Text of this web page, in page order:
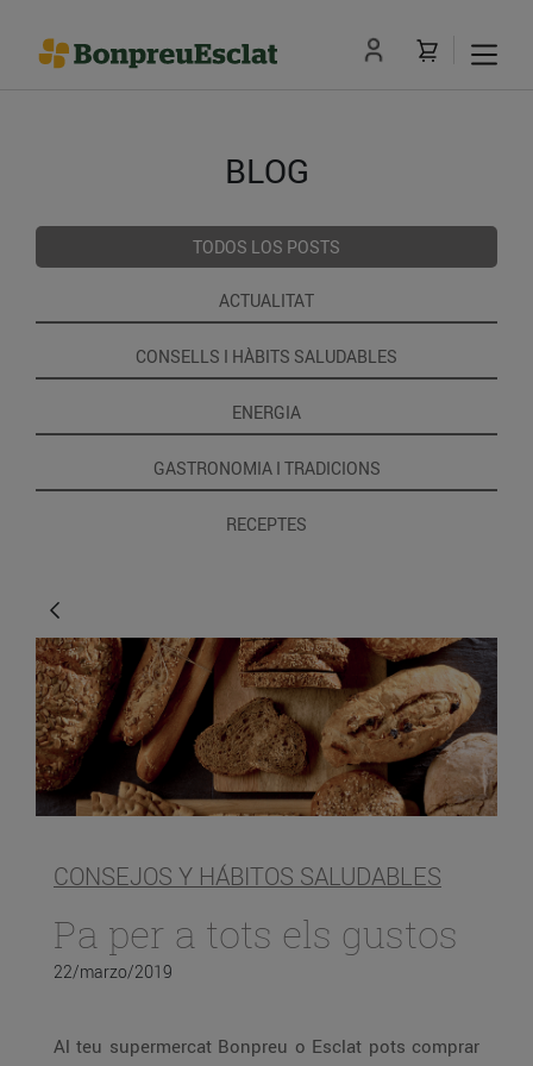
BLOG
TODOS LOS POSTS
ACTUALITAT
CONSELLS I HÀBITS SALUDABLES
ENERGIA
GASTRONOMIA I TRADICIONS
RECEPTES
CONSEJOS Y HÁBITOS SALUDABLES
Pa per a tots els gustos
22/marzo/2019
Al teu supermercat Bonpreu o Esclat pots comprar